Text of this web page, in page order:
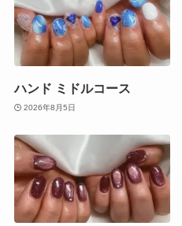
ハンド ミドルコース
2026年8月5日